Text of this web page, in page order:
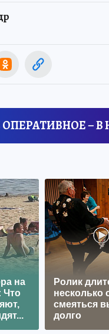
– В
на
Что
Ролик
несколько
смеяться
долго